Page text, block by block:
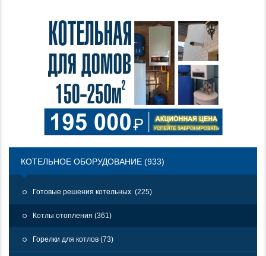
КОТЕЛЬНОЕ ОБОРУДОВАНИЕ (933)
Готовые решения котельных (225)
Котлы отопления (361)
Горелки для котлов (73)